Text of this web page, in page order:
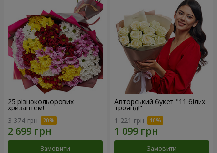
25 різнокольорових
хризантем!
3 374 грн
Замовити
Авторський букет "11 білих
троянд!"
1 221 грн
Замовити